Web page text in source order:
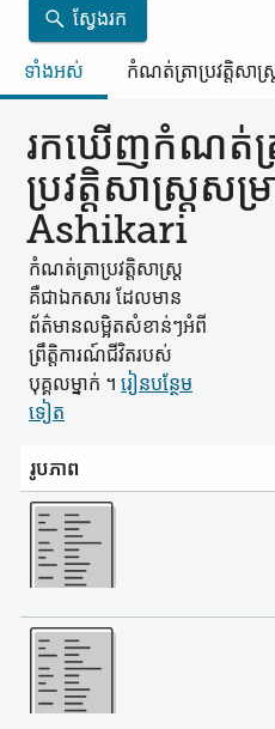
ស្វែងរក
ទាំងអស់
កំណត់ត្រា​ប្រវត្តិសាស្ត្
រកឃើញ​កំណត់ត្
ប្រវត្តិសាស្ត្រ​សម្
Ashikari
កំណត់ត្រា​ប្រវត្តិសាស្ត្រ​
គឺជា​ឯកសារ ដែល​មាន​
ព័ត៌មាន​លម្អិត​សំខាន់ៗ​អំពី​
ព្រឹត្តិការណ៍​ជីវិត​របស់​
បុគ្គល​ម្នាក់ ។ រៀន​បន្ថែម​
ទៀត
រូបភាព
ច្រើន
ច្រើន